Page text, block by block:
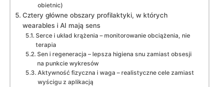
obietnic)
Cztery główne obszary profilaktyki, w których
wearables i AI mają sens
Serce i układ krążenia – monitorowanie obciążenia, nie
terapia
Sen i regeneracja – lepsza higiena snu zamiast obsesji
na punkcie wykresów
Aktywność fizyczna i waga – realistyczne cele zamiast
wyścigu z aplikacją